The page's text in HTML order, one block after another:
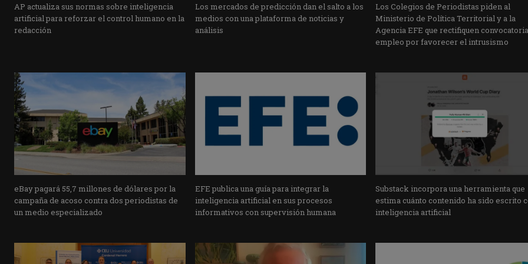
AP actualiza sus normas sobre inteligencia
artificial para reforzar el control humano en la
redacción
Los mercados de predicción dan el salto a los
medios con una plataforma de noticias y
análisis
Los Colegios de Periodistas piden al
Ministerio de Política Territorial y a la
Agencia EFE que rectifiquen
empleo por favorecer el intrusismo
eBay pagará 55,7 millones de dólares por la
campaña de acoso contra dos periodistas de
un medio especializado
EFE publica una guía para integrar la
inteligencia artificial en sus procesos
informativos con supervisión humana
Substack incorpora una herramienta que
estima cuánto contenido ha sido escrito
inteligencia artificial